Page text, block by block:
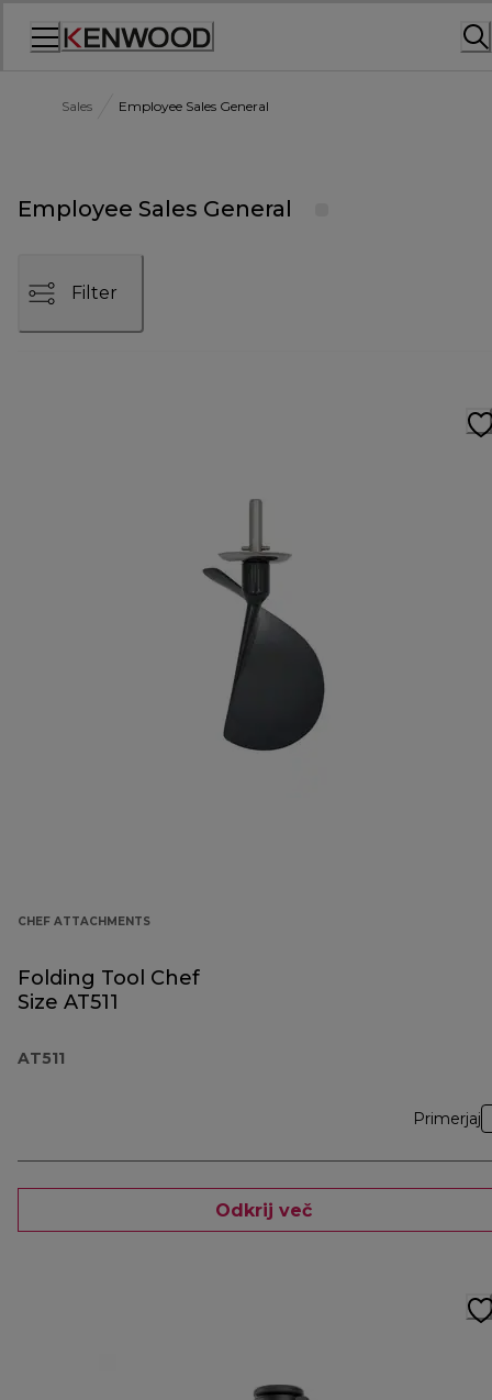
Sales Employee Sales General
Employee Sales General
Filter
CHEF ATTACHMENTS
Folding Tool Chef
Size AT511
AT511
Primerjaj
Odkrij več